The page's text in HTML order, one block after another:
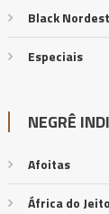
Black
Especiais
NEGRÊ
Afoitas
África do